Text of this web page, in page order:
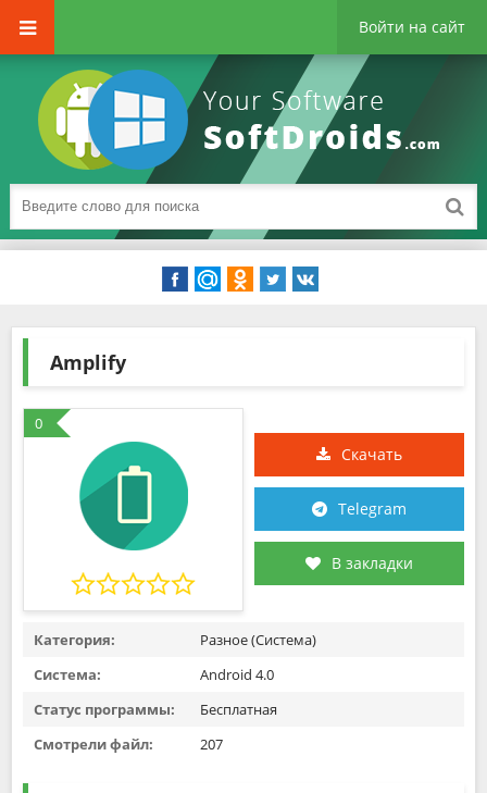
Войти на сайт
Amplify
0
Скачать
Telegram
В закладки
Категория:
Разное (Система)
Система:
Android 4.0
Статус программы:
Бесплатная
Смотрели файл:
207